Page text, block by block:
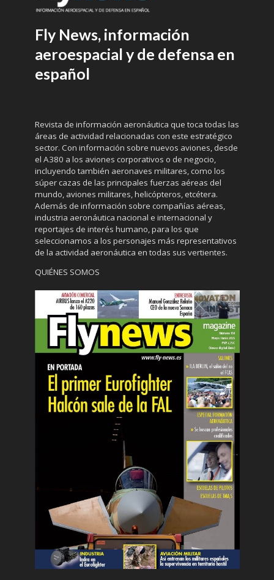
Fly News, información
aeroespacial y de defensa en
español
Revista de información aeronáutica que toca todas las
áreas de actividad relacionadas con este estratégico
sector. Con información sobre nuevos aviones, desde
el A380 a los aviones corporativos o de negocio,
incluyendo también aeronaves militares, como los
súper cazas de las principales fuerzas aéreas del
mundo, aviones militares, helicópteros, etcétera.
Además de información sobre compañías aéreas,
industria aeronáutica nacional e internacional y
reportajes de interés humano, para los que
seleccionamos a los personajes más representativos
de la actividad aeronáutica en todas sus vertientes.
QUIÉNES SOMOS